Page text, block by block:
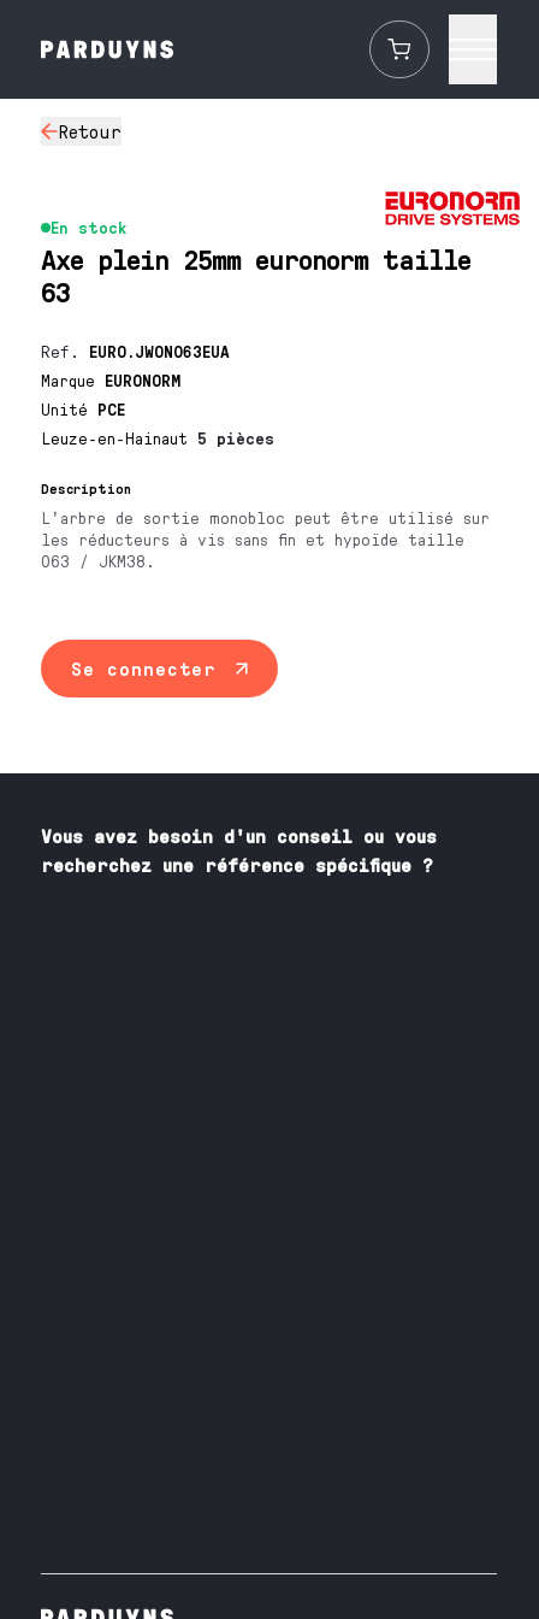
Retour
En stock
Axe plein 25mm euronorm taille
63
Ref. EURO.JWON063EUA
Marque EURONORM
Unité PCE
Leuze-en-Hainaut 5 pièces
Description
L'arbre de sortie monobloc peut être utilisé sur
les réducteurs à vis sans fin et hypoïde taille
063 / JKM38.
Se connecter
Vous avez besoin d'un conseil ou vous
recherchez une référence spécifique ?